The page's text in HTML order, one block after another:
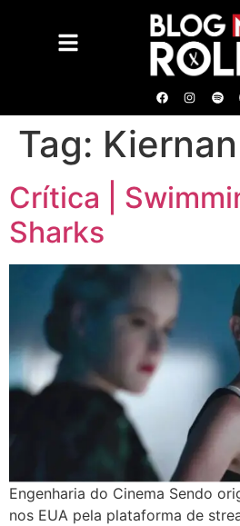
Tag:
Crítica |
Sharks
Engenharia do Cinema Sendo
nos EUA pela plataforma de